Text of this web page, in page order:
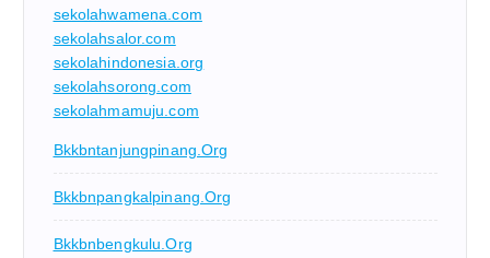
sekolahwamena.com
sekolahsalor.com
sekolahindonesia.org
sekolahsorong.com
sekolahmamuju.com
Bkkbntanjungpinang.org
Bkkbnpangkalpinang.org
Bkkbnbengkulu.org